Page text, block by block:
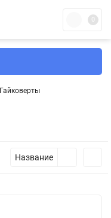
0
Гайковерты
Название